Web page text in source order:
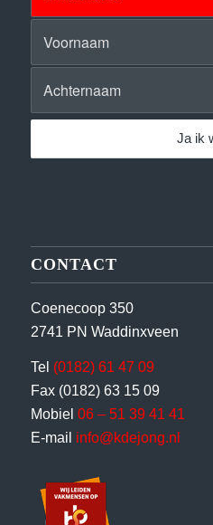
CONTACT
Coenecoop 350
2741 PN Waddinxveen
Tel (0182) 61 47 09
Fax (0182) 63 15 09
Mobiel 06 – 51 39 41 41
E-mail info@kdejong.nl